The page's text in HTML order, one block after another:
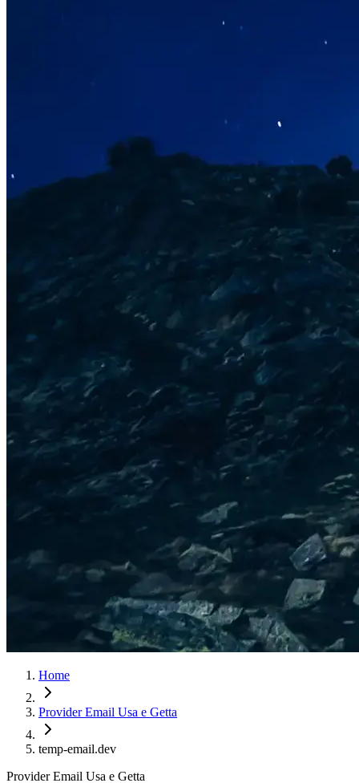
Home
Provider Email Usa e Getta
temp-email.dev
Provider Email Usa e Getta